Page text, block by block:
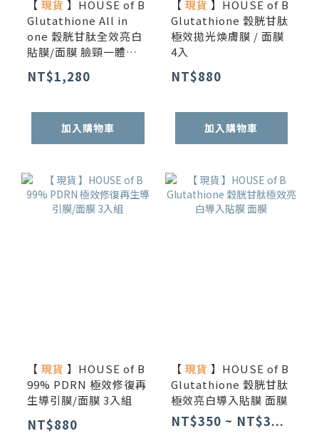
【 現貨 】HOUSE of B
Glutathione All in
one 穀胱甘肽全效亮白
貼膜/面膜 臉頸一體強
效組 3入
NT$1,280
加入購物車
【 現貨 】HOUSE of B
Glutathione 穀胱甘肽
極效拋光煥膚膜 / 面膜
4入
NT$880
加入購物車
【 現貨 】HOUSE of B
99% PDRN 極效修復再
生導引膜/面膜 3入組
NT$880
【 現貨 】HOUSE of B
Glutathione 穀胱甘肽
極效亮白導入貼膜 面膜
NT$350 ~ NT$3...